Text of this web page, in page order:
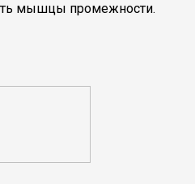
мышцы промежности.